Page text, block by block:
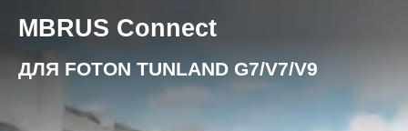
MBRUS Connect
ДЛЯ FOTON TUNLAND G7/V7/V9